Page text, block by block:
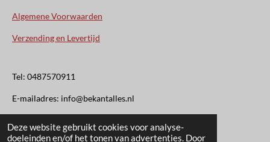
Deze website gebruikt cookies voor analyse-
doeleinden en/of het tonen van advertenties. Door
Algemene Voorwaarden
Verzending en Levertijd
Tel: 0487570911
E-mailadres: info@bekantalles.nl
Rooysestraat 4